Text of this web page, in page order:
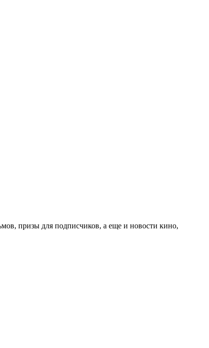
призы для подписчиков, а еще и новости кино,